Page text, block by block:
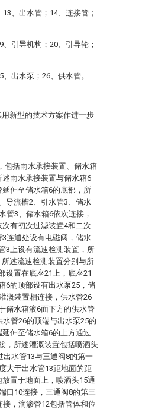
、出水管；14、连接管；
引导机构；20、引导轮；
出水泵；26、供水管。
新型的技术方案作进一步
包括雨水承接装置、储水箱
雨水承接装置与储水箱6
伸至储水箱6的底部，所
导流槽2、引水管3、储水
管3、储水箱6依次连接，
有初次过滤装置4和二次
连通处设有电磁阀，储水
3上设有流速检测装置，所
述流速检测装置分别与所
设置在底座21上，底座21
6的顶部设有出水泵25，储
溉装置相连接，供水管26
储水箱液6面下方的供水管
管26的顶端与出水泵25的
伸至储水箱6的上方通过
，所述灌溉装置包括喷洒头
出水管13与三通阀8的第一
大于出水管13距地面的距
置于地面上，喷洒头15通
口10连接，三通阀8的第三
，滴渗管12包括管体和位